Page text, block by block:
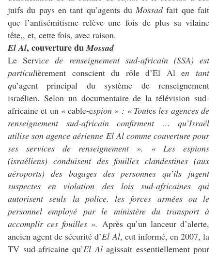
juifs du pays en tant qu’agents duMossadfait que fait
que l’antisémitisme relève une fois de plus sa vilaine
tête,, et, cette fois, avec raison.
El Al, couverture duMossad
Le Service de renseignement sud-africain (SSA) est
particulièrement conscient du rôle d’El Al en tant
qu’agent principal du système de renseignement
israélien. Selon un documentaire de la télévision sud-
africaine et un « cable-espion » : « Toutesles agences de
renseignement sud-africain confirment … qu’Israël
utilise son agence aérienne El Al comme couverture pour
ses services de renseignement ». « Les espions
(israéliens) conduisent des fouilles clandestines (aux
aéroports) des bagages des personnes qu’ils jugent
suspectes en violation des lois sud-africaines qui
autorisent seuls la police, les forces armées ou le
personnel employé par le ministère du transport à
accomplir ces fouilles ». Après qu’un lanceur d’alerte,
ancien agent de sécurité d’El Al, eut informé, en 2007, la
TV sud-africaine qu’El Al agissait essentiellement pour